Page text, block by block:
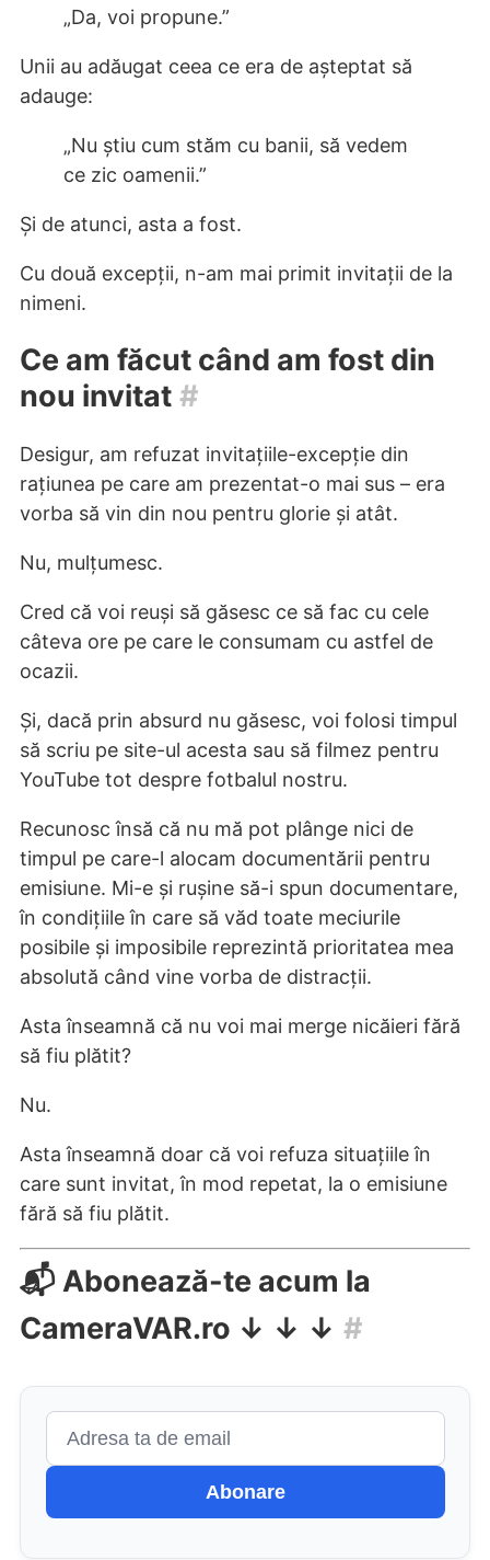
„Da, voi propune.”
Unii au adăugat ceea ce era de așteptat să
adauge:
„Nu știu cum stăm cu banii, să vedem
ce zic oamenii.”
Și de atunci, asta a fost.
Cu două excepții, n-am mai primit invitații de la
nimeni.
Ce am făcut când am fost din
nou invitat #
Desigur, am refuzat invitațiile-excepție din
rațiunea pe care am prezentat-o mai sus – era
vorba să vin din nou pentru glorie și atât.
Nu, mulțumesc.
Cred că voi reuși să găsesc ce să fac cu cele
câteva ore pe care le consumam cu astfel de
ocazii.
Și, dacă prin absurd nu găsesc, voi folosi timpul
să scriu pe site-ul acesta sau să filmez pentru
YouTube tot despre fotbalul nostru.
Recunosc însă că nu mă pot plânge nici de
timpul pe care-l alocam documentării pentru
emisiune. Mi-e și rușine să-i spun documentare,
în condițiile în care să văd toate meciurile
posibile și imposibile reprezintă prioritatea mea
absolută când vine vorba de distracții.
Asta înseamnă că nu voi mai merge nicăieri fără
să fiu plătit?
Nu.
Asta înseamnă doar că voi refuza situațiile în
care sunt invitat, în mod repetat, la o emisiune
fără să fiu plătit.
📬 Abonează-te acum la
CameraVAR.ro ↓ ↓ ↓ #
Abonare